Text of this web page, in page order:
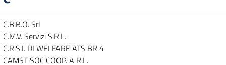
C.B.B.O. Srl
C.M.V. Servizi S.R.L.
C.R.S.I. DI WELFARE ATS BR 4
CAMST SOC.COOP. A R.L.